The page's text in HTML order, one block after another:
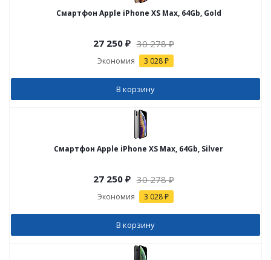
Смартфон Apple iPhone XS Max, 64Gb, Gold
27 250₽ 30 278₽
Экономия 3 028 ₽
В корзину
Смартфон Apple iPhone XS Max, 64Gb, Silver
27 250₽ 30 278₽
Экономия 3 028 ₽
В корзину